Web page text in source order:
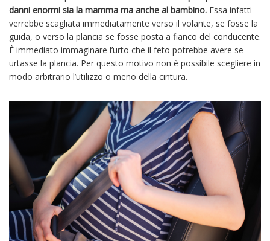
danni enormi sia la mamma ma anche al bambino. Essa infatti
verrebbe scagliata immediatamente verso il volante, se fosse la
guida, o verso la plancia se fosse posta a fianco del conducente.
È immediato immaginare l’urto che il feto potrebbe avere se
urtasse la plancia. Per questo motivo non è possibile scegliere in
modo arbitrario l’utilizzo o meno della cintura.